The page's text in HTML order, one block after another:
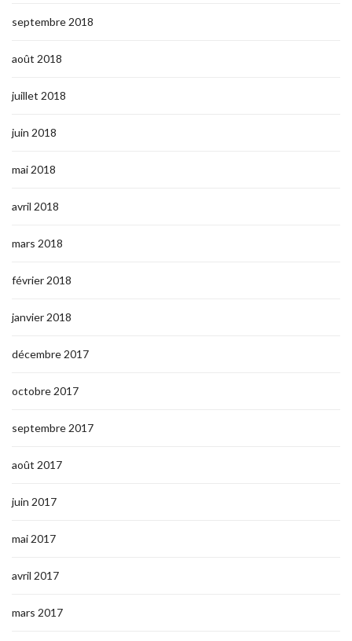
septembre 2018
août 2018
juillet 2018
juin 2018
mai 2018
avril 2018
mars 2018
février 2018
janvier 2018
décembre 2017
octobre 2017
septembre 2017
août 2017
juin 2017
mai 2017
avril 2017
mars 2017